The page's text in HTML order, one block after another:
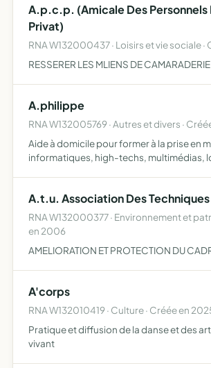
A.p.c.p. (Amicale Des Personnels
Privat)
RNA W132000437 · Loisirs et vie sociale
RESSERER LES MLIENS DE
A.philippe
RNA W132005769 · Autres et divers ·
Aide à domicile pour former à la prise en
informatiques, high-techs, multimédias,
A.t.u. Association Des
RNA W132000377 · Environnement et
en 2006
AMELIORATION ET PROTECTION DU
A'corps
RNA W132010419 · Culture · Créée en
Pratique et diffusion de la danse et des
vivant